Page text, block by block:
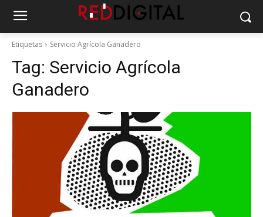
Etiquetas Servicio Agrícola Ganadero
Tag: Servicio Agrícola
Ganadero